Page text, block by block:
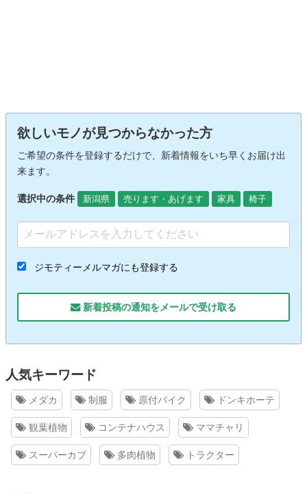
欲しいモノが見つからなかった方
ご希望の条件を登録するだけで、新着情報をいち早くお届け出
来ます。
選択中の条件 新潟県 売ります・あげます 家具 椅子
ジモティーメルマガにも登録する
新着投稿の通知をメールで受け取る
人気キーワード
メダカ 制服 原付バイク ドンキホーテ
観葉植物 コンテナハウス ママチャリ
スーパーカブ 多肉植物 トラクター